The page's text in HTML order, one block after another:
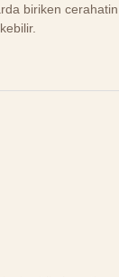
biriken cerahatin